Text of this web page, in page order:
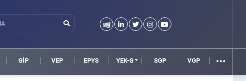
GİP VEP EPYS YEK-G SGP VGP